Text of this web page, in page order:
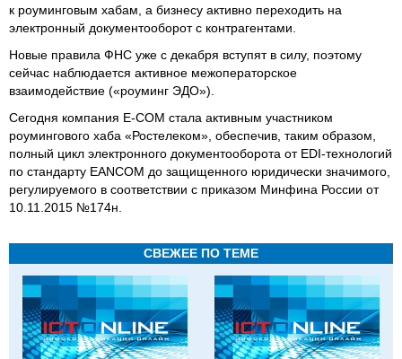
к роуминговым хабам, а бизнесу активно переходить на
электронный документооборот с контрагентами.
Новые правила ФНС уже с декабря вступят в силу, поэтому
сейчас наблюдается активное межоператорское
взаимодействие («роуминг ЭДО»).
Сегодня компания E-COM стала активным участником
роумингового хаба «Ростелеком», обеспечив, таким образом,
полный цикл электронного документооборота от EDI-технологий
по стандарту EANCOM до защищенного юридически значимого,
регулируемого в соответствии с приказом Минфина России от
10.11.2015 №174н.
СВЕЖЕЕ ПО ТЕМЕ